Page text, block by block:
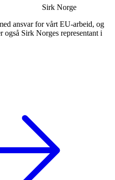
Sirk Norge
ansvar for vårt EU-arbeid, og
Sirk Norges representant i